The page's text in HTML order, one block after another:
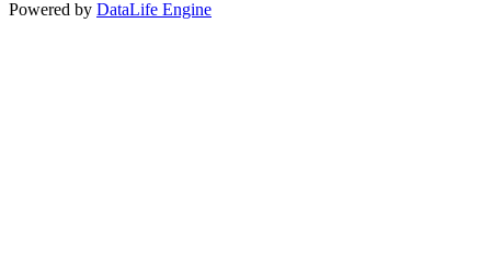
Powered by DataLife Engine